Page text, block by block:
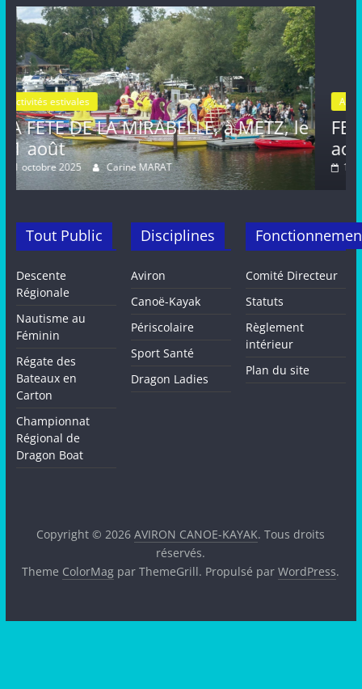
à METZ, le
Activités estivales Actualités
FETE de la MIRABELLE,
août, METZ
16 septembre 2024 Carine MARAT
Tout Public
Descente
Régionale
Nautisme au
Féminin
Régate des
Bateaux en
Carton
Championnat
Régional de
Dragon Boat
Disciplines
Aviron
Canoë-Kayak
Périscolaire
Sport Santé
Dragon Ladies
Comité Directeur
Statuts
Règlement
intérieur
Plan du site
Copyright © 2026AVIRON CANOE-KAYAK. Tous droits
réservés.
Theme ColorMag par ThemeGrill. Propulsé parWordPress.